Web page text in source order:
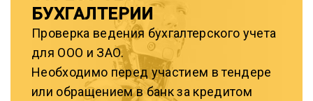
БУХГАЛТЕРИИ
Проверка ведения бухгалтерского учета
для ООО и ЗАО.
Необходимо перед участием в тендере
или обращением в банк за кредитом